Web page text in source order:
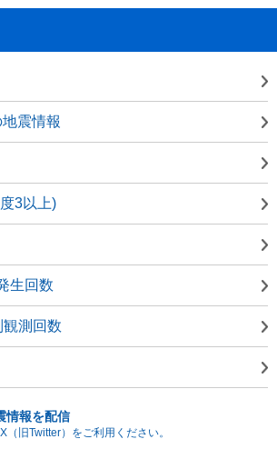
震情報
3以上)
生回数
測回数
情報を配信
（旧Twitter）をご利用ください。